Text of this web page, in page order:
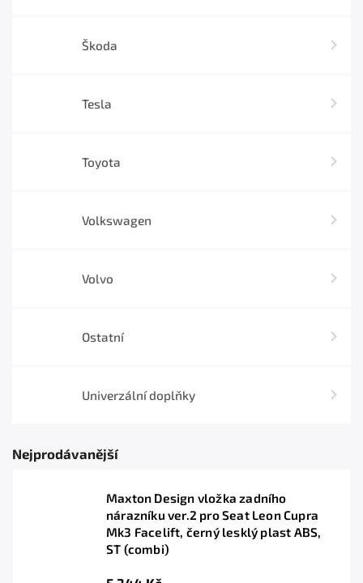
Škoda
Tesla
Toyota
Volkswagen
Volvo
Ostatní
Univerzální doplňky
Nejprodávanější
Maxton Design vložka zadního
nárazníku ver.2 pro Seat Leon Cupra
Mk3 Facelift, černý lesklý plast ABS,
ST (combi)